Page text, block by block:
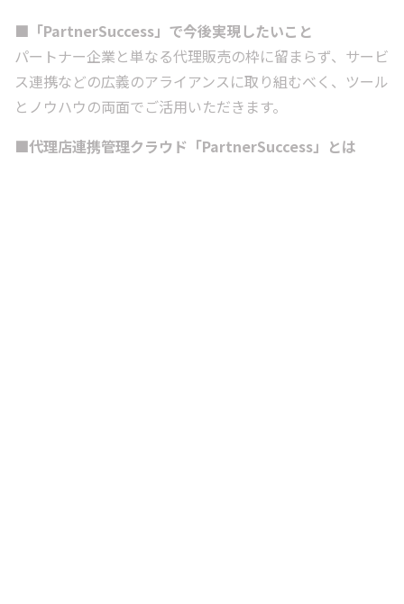
■「PartnerSuccess」で今後実現したいこと
パートナー企業と単なる代理販売の枠に留まらず、サービ
ス連携などの広義のアライアンスに取り組むべく、ツール
とノウハウの両面でご活用いただきます。
■代理店連携管理クラウド「PartnerSuccess」とは